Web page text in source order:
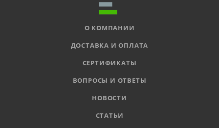
О КОМПАНИИ
ДОСТАВКА И ОПЛАТА
СЕРТИФИКАТЫ
ВОПРОСЫ И ОТВЕТЫ
НОВОСТИ
СТАТЬИ